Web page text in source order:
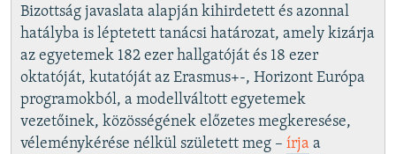
Bizottság javaslata alapján kihirdetett és azonnal
hatályba is léptetett tanácsi határozat, amely kizárja
az egyetemek 182 ezer hallgatóját és 18 ezer
oktatóját, kutatóját az Erasmus+-, Horizont Európa
programokból, a modellváltott egyetemek
vezetőinek, közösségének előzetes megkeresése,
véleménykérése nélkül született meg – írja a